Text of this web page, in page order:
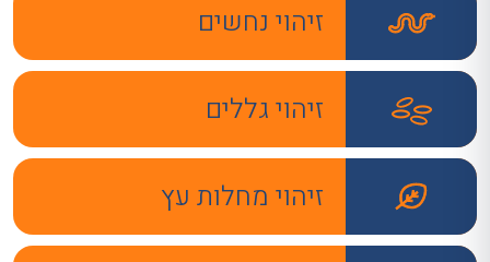
זיהוי נחשים
זיהוי גללים
זיהוי מחלות עץ